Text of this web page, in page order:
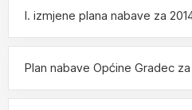
I. izmjene plana nabave za
Plan nabave Općine Gradec